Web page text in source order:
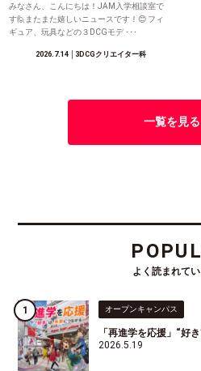
みなさん、こんにちは！JAM入学相談室で
す🙋またまた嬉しいニュースです！😊 フィ
ギュア、玩具などの３DCGモデ ･･･
2026.7.14│3DCGクリエイター科
一覧を見る
よく読まれて
オープンキャンパス
「再進学を応援」“好
2026.5.19